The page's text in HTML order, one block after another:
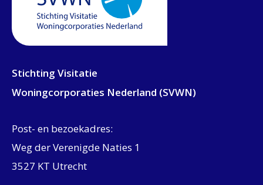
Stichting Visitatie
Woningcorporaties Nederland (SVWN)
Post- en bezoekadres:
Weg der Verenigde Naties 1
3527 KT Utrecht